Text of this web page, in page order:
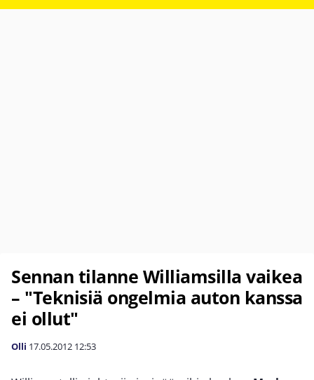
Sennan tilanne Williamsilla vaikea
– "Teknisiä ongelmia auton kanssa
ei ollut"
Olli 17.05.2012 12:53